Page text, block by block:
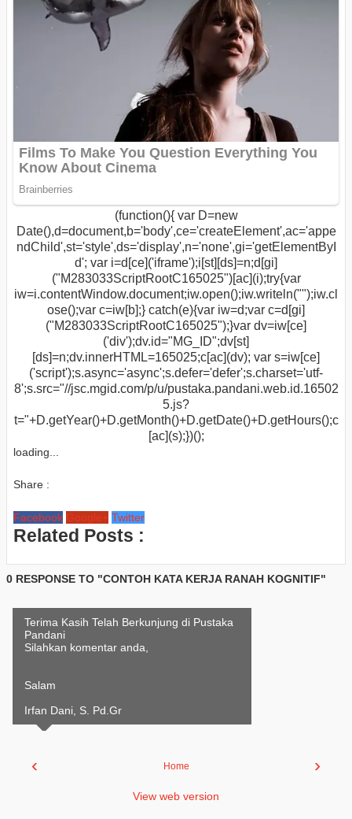
(function(){ var D=new
Date(),d=document,b='body',ce='createElement',ac='appe
ndChild',st='style',ds='display',n='none',gi='getElementByI
d'; var i=d[ce]('iframe');i[st][ds]=n;d[gi]
("M283033ScriptRootC165025")[ac](i);try{var
iw=i.contentWindow.document;iw.open();iw.writeln("");iw.cl
ose();var c=iw[b];} catch(e){var iw=d;var c=d[gi]
("M283033ScriptRootC165025");}var dv=iw[ce]
('div');dv.id="MG_ID";dv[st]
[ds]=n;dv.innerHTML=165025;c[ac](dv); var s=iw[ce]
('script');s.async='async';s.defer='defer';s.charset='utf-
8';s.src="//jsc.mgid.com/p/u/pustaka.pandani.web.id.16502
5.js?
t="+D.getYear()+D.getMonth()+D.getDate()+D.getHours();c
[ac](s);})();
loading...
Share :
Facebook Google+ Twitter
Related Posts :
0 RESPONSE TO "CONTOH KATA KERJA RANAH KOGNITIF"
Terima Kasih Telah Berkunjung di Pustaka
Pandani
Silahkan komentar anda,
Salam
Irfan Dani, S. Pd.Gr
‹ ›
Home
View web version